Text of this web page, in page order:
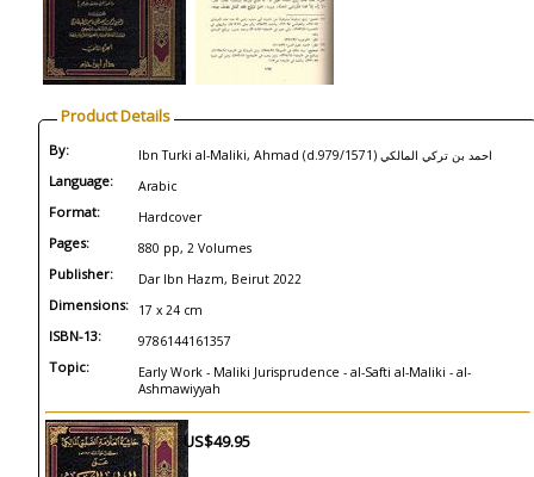
Product Details
By: Ibn Turki al-Maliki, Ahmad (d.979/1571) احمد بن تركي المالكي
Language: Arabic
Format: Hardcover
Pages: 880 pp, 2 Volumes
Publisher: Dar Ibn Hazm, Beirut 2022
Dimensions: 17 x 24 cm
ISBN-13: 9786144161357
Topic:
Early Work - Maliki Jurisprudence - al-Safti al-Maliki - al-
Ashmawiyyah
US$49.95